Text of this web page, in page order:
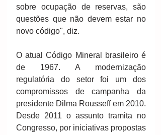
sobre ocupação de reservas, são
questões que não devem estar no
novo código", diz.
O atual Código Mineral brasileiro é
de 1967. A modernização
regulatória do setor foi um dos
compromissos de campanha da
presidente Dilma Rousseff em 2010.
Desde 2011 o assunto tramita no
Congresso, por iniciativas propostas